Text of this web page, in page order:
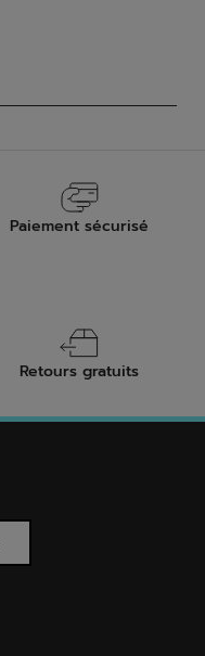
Paiement sécurisé
Retours gratuits